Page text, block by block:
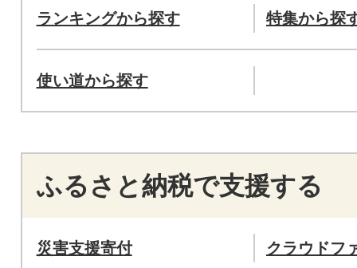
ランキングから探す 特集から探
使い道から探す
ふるさと納税で支援する
災害支援寄付 クラウドフ